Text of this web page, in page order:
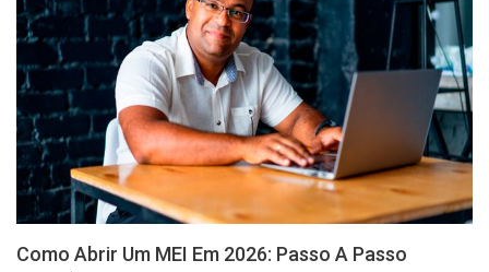
Como Abrir Um MEI Em 2026: Passo A Passo